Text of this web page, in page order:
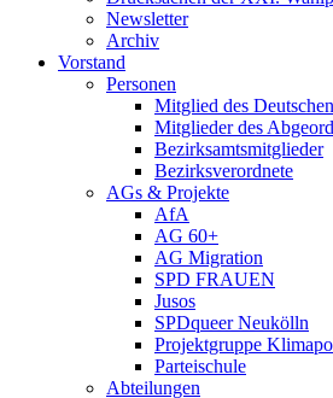
Newsletter
Archiv
Vorstand
Personen
Mitglied des
Mitglieder des
Bezirksamtsmitglieder
Bezirksverordnete
AGs & Projekte
AfA
AG 60+
AG Migration
SPD FRAUEN
Jusos
SPDqueer Neukölln
Projektgruppe
Parteischule
Abteilungen